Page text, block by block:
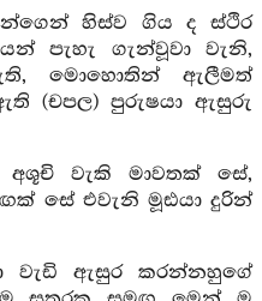
හිස්ව ගිය ද ස්ථිර
පැහැ ගැන්වූවා වැනි,
මොහොතින් ඇලීමත්
(චපල) පුරුෂයා ඇසුරු
වැකි මාවතක් සේ,
සේ එවැනි මූඪයා දුරින්
වැඩි ඇසුර කරන්නහුගේ